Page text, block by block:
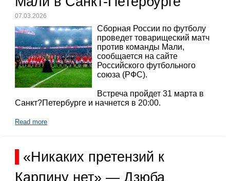
07.03.2026
Сборная России по футболу
проведет товарищеский матч
против команды Мали,
сообщается на сайте
Российского футбольного
союза (РФС).
Встреча пройдет 31 марта в
Санкт?Петербурге и начнется в 20:00.
Read more
«Никаких претензий к
Карпину нет» — Дзюба